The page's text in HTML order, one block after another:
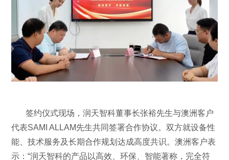
签约仪式现场，润天智科董事长张裕先生与澳洲客户
代表SAMI ALLAM先生共同签署合作协议。双方就设备性
能、技术服务及长期合作规划达成高度共识。澳洲客户表
示：“润天智科的产品以高效、环保、智能著称，完全符